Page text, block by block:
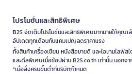
โปรโมชั่นและสิทธิพิเศษ
B2S จัดเต็มโปรโมชั่นและสิทธิพิเศษมากมายให้คุณเ
อัปเดตทุกเดือนกับแคมเปญลดราคาแรง
ทั้งสินค้าเครื่องเขียน หนังสือขายดี และไอเทมไลฟ์
และดีลพิเศษเมื่อช้อปผ่าน B2S.co.th เท่านั้น นอกจ
*เมื่อสั่งครบขั้นต่ำที่บริษัทกำหนด